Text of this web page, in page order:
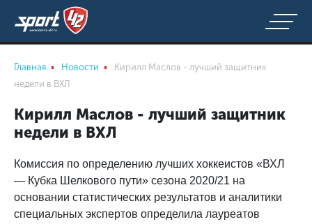
Главная Новости
Кирилл Маслов - лучший защитник
недели в ВХЛ
Кирилл Маслов - лучший защитник
недели в ВХЛ
Комиссия по определению лучших хоккеистов «ВХЛ
— Кубка Шелкового пути» сезона 2020/21 на
основании статистических результатов и аналитики
специальных экспертов определила лауреатов